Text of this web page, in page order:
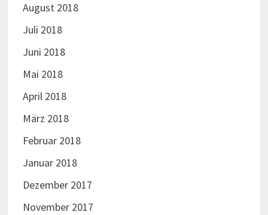
August 2018
Juli 2018
Juni 2018
Mai 2018
April 2018
März 2018
Februar 2018
Januar 2018
Dezember 2017
November 2017